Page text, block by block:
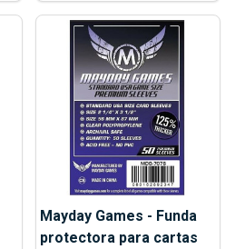
Mayday Games - Funda
protectora para cartas